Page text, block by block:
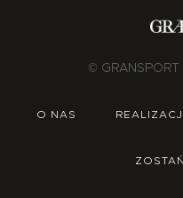
©
O NAS